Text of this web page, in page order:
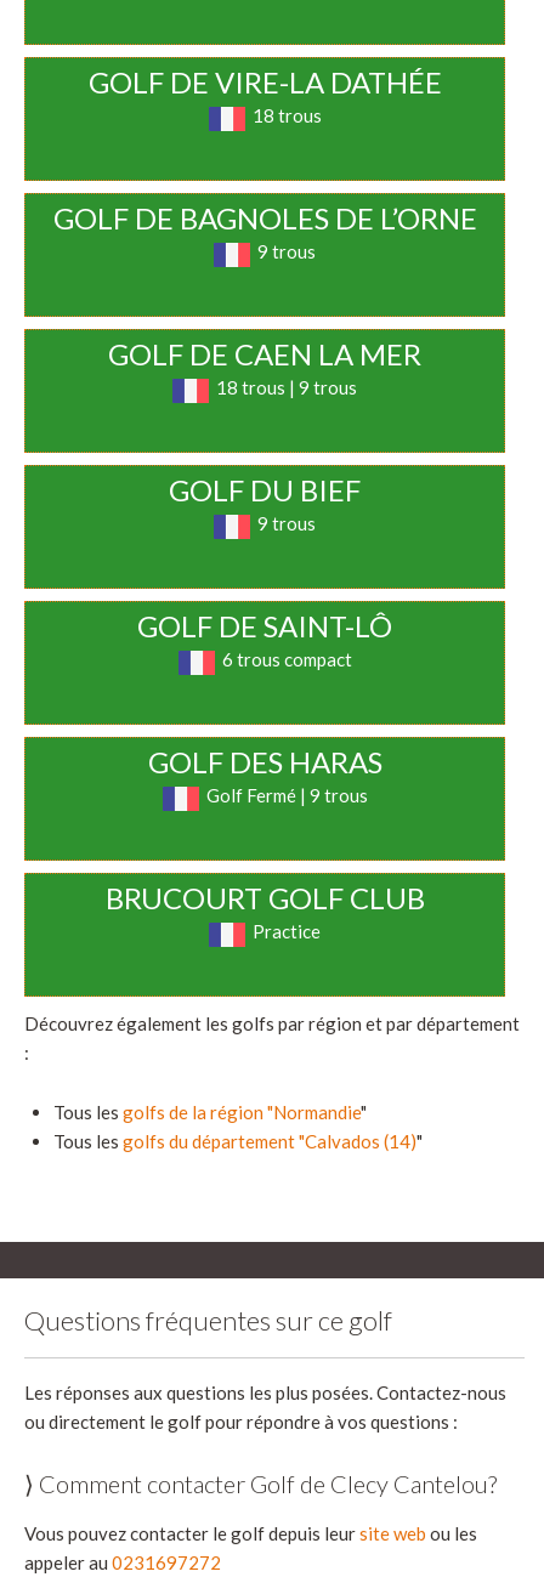
GOLF DE VIRE-LA DATHÉE
18 trous
GOLF DE BAGNOLES DE L’ORNE
9 trous
GOLF DE CAEN LA MER
18 trous | 9 trous
GOLF DU BIEF
9 trous
GOLF DE SAINT-LÔ
6 trous compact
GOLF DES HARAS
Golf Fermé | 9 trous
BRUCOURT GOLF CLUB
Practice
Découvrez également les golfs par région et par département
:
Tous les golfs de la région "Normandie"
Tous les golfs du département "Calvados (14)"
Questions fréquentes sur ce golf
Les réponses aux questions les plus posées. Contactez-nous
ou directement le golf pour répondre à vos questions :
⟩ Comment contacter Golf de Clecy Cantelou?
Vous pouvez contacter le golf depuis leursite web ou les
appeler au 0231697272